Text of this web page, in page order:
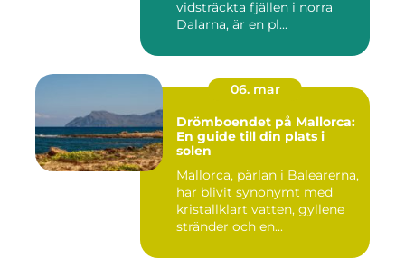
vidsträckta fjällen i norra
Dalarna, är en pl...
06. mar
Drömboendet på Mallorca:
En guide till din plats i
solen
Mallorca, pärlan i Balearerna,
har blivit synonymt med
kristallklart vatten, gyllene
stränder och en...